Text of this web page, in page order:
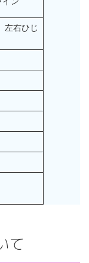
左右ひじ
て